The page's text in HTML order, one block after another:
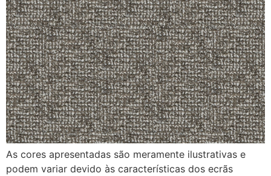
As cores apresentadas são meramente ilustrativas e
podem variar devido às características dos ecrãs